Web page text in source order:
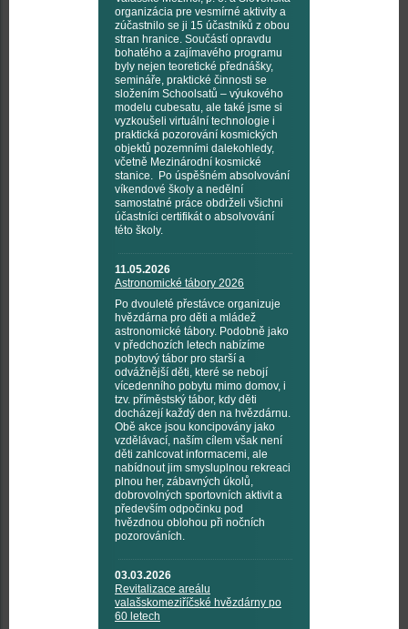
organizácia pre vesmírné aktivity a
zúčastnilo se ji 15 účastníků z obou
stran hranice. Součástí opravdu
bohatého a zajímavého programu
byly nejen teoretické přednášky,
semináře, praktické činnosti se
složením Schoolsatů – výukového
modelu cubesatu, ale také jsme si
vyzkoušeli virtuální technologie i
praktická pozorování kosmických
objektů pozemními dalekohledy,
včetně Mezinárodní kosmické
stanice. Po úspěšném absolvování
víkendové školy a nedělní
samostatné práce obdrželi všichni
účastníci certifikát o absolvování
této školy.
11.05.2026
Astronomické tábory 2026
Po dvouleté přestávce organizuje
hvězdárna pro děti a mládež
astronomické tábory. Podobně jako
v předchozích letech nabízíme
pobytový tábor pro starší a
odvážnější děti, které se nebojí
vícedenního pobytu mimo domov, i
tzv. příměstský tábor, kdy děti
docházejí každý den na hvězdárnu.
Obě akce jsou koncipovány jako
vzdělávací, naším cílem však není
děti zahlcovat informacemi, ale
nabídnout jim smysluplnou rekreaci
plnou her, zábavných úkolů,
dobrovolných sportovních aktivit a
především odpočinku pod
hvězdnou oblohou při nočních
pozorováních.
03.03.2026
Revitalizace areálu
valašskomeziříčské hvězdárny po
60 letech